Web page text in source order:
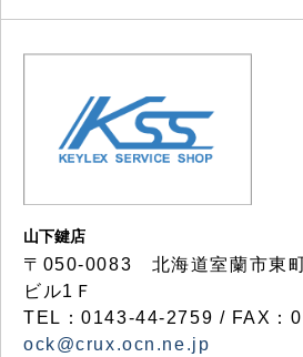
山下鍵店
〒050-0083 北海道室蘭市東
ビル1Ｆ
TEL：0143-44-2759 / FAX：
ock@crux.ocn.ne.jp